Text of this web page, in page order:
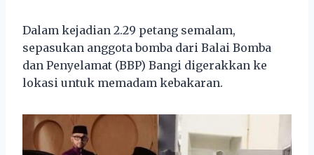
Dalam kejadian 2.29 petang semalam,
sepasukan anggota bomba dari Balai Bomba
dan Penyelamat (BBP) Bangi digerakkan ke
lokasi untuk memadam kebakaran.